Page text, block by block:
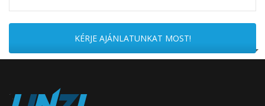
KÉRJE AJÁNLATUNKAT MOST!